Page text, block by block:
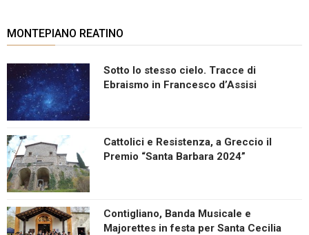
MONTEPIANO REATINO
Sotto lo stesso cielo. Tracce di
Ebraismo in Francesco d’Assisi
Cattolici e Resistenza, a Greccio il
Premio “Santa Barbara 2024”
Contigliano, Banda Musicale e
Majorettes in festa per Santa Cecilia